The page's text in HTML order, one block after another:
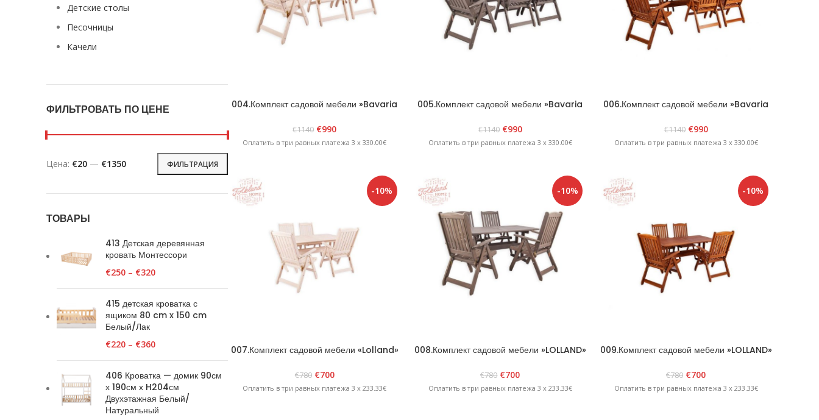
Детские столы
Песочницы
Качели
ФИЛЬТРОВАТЬ ПО ЦЕНЕ
ФИЛЬТРАЦИЯ
Цена: €20 — €1350
ТОВАРЫ
413 Детская деревянная
кровать Монтессори
€250 – €320
415 детская кроватка с
ящиком 80 cm x 150 cm
Белый/Лак
€220 – €360
406 Кроватка — домик 90см
х 190см х H204см
Двухэтажная Белый/
Натуральный
004.Комплект садовой мебели »Bavaria
€1140 €990
Оплатить в три равных платежа 3 x 330.00€
005.Комплект садовой мебели »Bavaria
€1140 €990
Оплатить в три равных платежа 3 x 330.00€
006.Комплект садовой мебели »Bavaria
€1140 €990
Оплатить в три равных платежа 3 x 330.00€
-10%
007.Комплект садовой мебели «Lolland»
€780 €700
Оплатить в три равных платежа 3 x 233.33€
-10%
008.Комплект садовой мебели »LOLLAND»
€780 €700
Оплатить в три равных платежа 3 x 233.33€
-10%
009.Комплект садовой мебели »LOLLAND»
€780 €700
Оплатить в три равных платежа 3 x 233.33€